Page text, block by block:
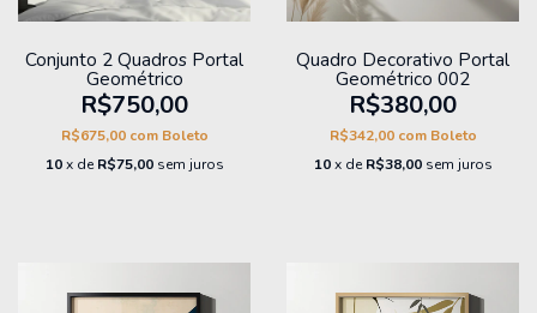
Conjunto 2 Quadros Portal
Geométrico
R$750,00
R$675,00 com Boleto
10 x de R$75,00 sem juros
Quadro Decorativo Portal
Geométrico 002
R$380,00
R$342,00 com Boleto
10 x de R$38,00 sem juros